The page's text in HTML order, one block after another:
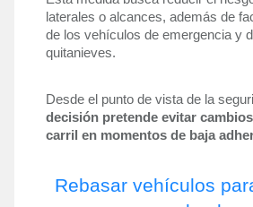
laterales o alcances, además de
de los vehículos de emergencia y
quitanieves.
Desde el punto de vista de la
decisión pretende evitar
carril en momentos de baja
Rebasar vehículos